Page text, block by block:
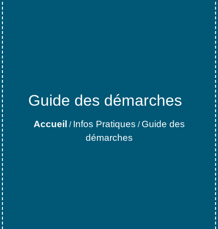
Guide des démarches
Accueil / Infos Pratiques / Guide des
démarches